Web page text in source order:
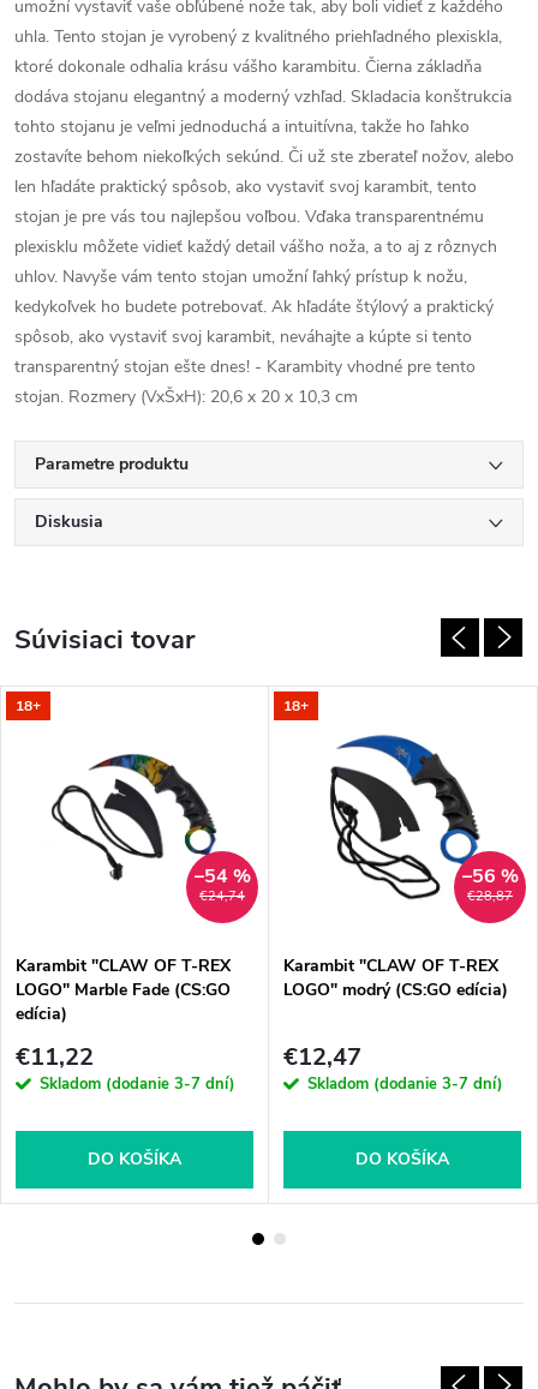
umožní vystaviť vaše obľúbené nože tak, aby boli vidieť z každého
uhla. Tento stojan je vyrobený z kvalitného priehľadného plexiskla,
ktoré dokonale odhalia krásu vášho karambitu. Čierna základňa
dodáva stojanu elegantný a moderný vzhľad. Skladacia konštrukcia
tohto stojanu je veľmi jednoduchá a intuitívna, takže ho ľahko
zostavíte behom niekoľkých sekúnd. Či už ste zberateľ nožov, alebo
len hľadáte praktický spôsob, ako vystaviť svoj karambit, tento
stojan je pre vás tou najlepšou voľbou. Vďaka transparentnému
plexisklu môžete vidieť každý detail vášho noža, a to aj z rôznych
uhlov. Navyše vám tento stojan umožní ľahký prístup k nožu,
kedykoľvek ho budete potrebovať. Ak hľadáte štýlový a praktický
spôsob, ako vystaviť svoj karambit, neváhajte a kúpte si tento
transparentný stojan ešte dnes! - Karambity vhodné pre tento
stojan. Rozmery (VxŠxH): 20,6 x 20 x 10,3 cm
Parametre produktu
Diskusia
Súvisiaci tovar
18+
€24,74
–54 %
Karambit "CLAW OF T-REX
LOGO" Marble Fade (CS:GO
edícia)
€11,22
Skladom (dodanie 3-7 dní)
DO KOŠÍKA
18+
€28,87
–56 %
Karambit "CLAW OF T-REX
LOGO" modrý (CS:GO edícia)
€12,47
Skladom (dodanie 3-7 dní)
DO KOŠÍKA